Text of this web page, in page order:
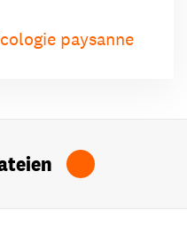
paysanne